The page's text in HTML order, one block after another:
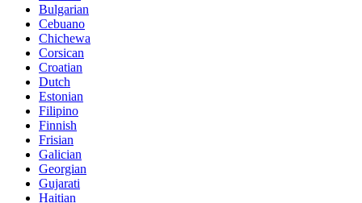
Bulgarian
Cebuano
Chichewa
Corsican
Croatian
Dutch
Estonian
Filipino
Finnish
Frisian
Galician
Georgian
Gujarati
Haitian